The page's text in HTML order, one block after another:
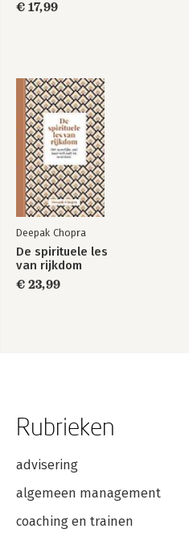
€ 17,99
Deepak Chopra
De spirituele les
van rijkdom
€ 23,99
Rubrieken
advisering
algemeen management
coaching en trainen